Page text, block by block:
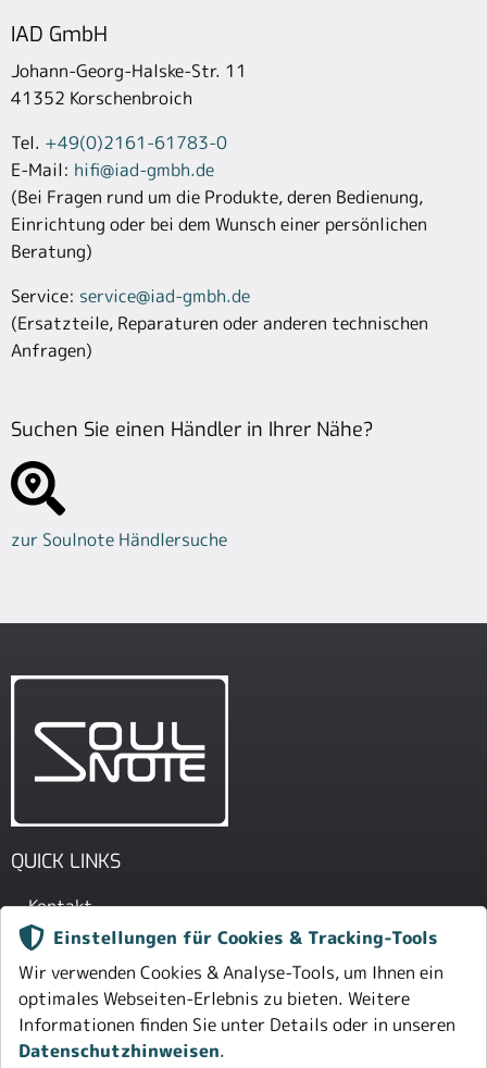
IAD GmbH
Johann-Georg-Halske-Str. 11
41352 Korschenbroich
Tel. +49(0)2161-61783-0
E-Mail: hifi@iad-gmbh.de
(Bei Fragen rund um die Produkte, deren Bedienung,
Einrichtung oder bei dem Wunsch einer persönlichen
Beratung)
Service: service@iad-gmbh.de
(Ersatzteile, Reparaturen oder anderen technischen
Anfragen)
Suchen Sie einen Händler in Ihrer Nähe?
zur Soulnote Händlersuche
QUICK LINKS
Kontakt
Impressum
Datenschutz
IAD GMBH
Einstellungen für Cookies & Tracking-Tools
Wir verwenden Cookies & Analyse-Tools, um Ihnen ein
optimales Webseiten-Erlebnis zu bieten. Weitere
Informationen finden Sie unter Details oder in unseren
Datenschutzhinweisen.